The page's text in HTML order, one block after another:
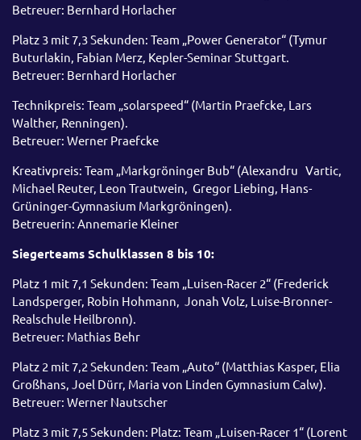
Betreuer: Bernhard Horlacher
Platz 3 mit 7,3 Sekunden: Team „Power Generator“ (Tymur
Buturlakin, Fabian Merz, Kepler-Seminar Stuttgart.
Betreuer: Bernhard Horlacher
Technikpreis: Team „solarspeed“ (Martin Praefcke, Lars
Walther, Renningen).
Betreuer: Werner Praefcke
Kreativpreis: Team „Markgröninger Bub“ (Alexandru Vartic,
Michael Reuter, Leon Trautwein, Gregor Liebing, Hans-
Grüninger-Gymnasium Markgröningen).
Betreuerin: Annemarie Kleiner
Siegerteams Schulklassen 8 bis 10:
Platz 1 mit 7,1 Sekunden: Team „Luisen-Racer 2“ (Frederick
Landsperger, Robin Hohmann, Jonah Volz, Luise-Bronner-
Realschule Heilbronn).
Betreuer: Mathias Behr
Platz 2 mit 7,2 Sekunden: Team „Auto“ (Matthias Kasper, Elia
Großhans, Joel Dürr, Maria von Linden Gymnasium Calw).
Betreuer: Werner Nautscher
Platz 3 mit 7,5 Sekunden: Platz: Team „Luisen-Racer 1“ (Lorent